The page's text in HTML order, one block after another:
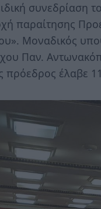
συνεδρίαση
παραίτησης
Μοναδικός
Παν.
πρόεδρος έλαβε